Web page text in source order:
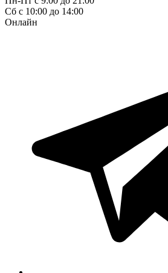
Сб с 10:00 до 14:00
Онлайн